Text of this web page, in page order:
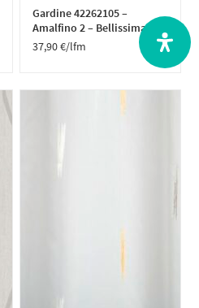
Gardine 42262105 –
Amalfino 2 – Bellissima
37,90€/lfm